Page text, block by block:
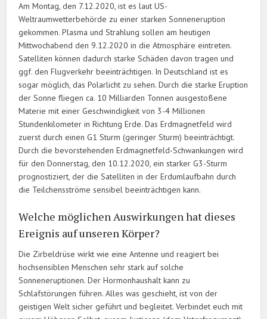
Am Montag, den 7.12.2020, ist es laut US-
Weltraumwetterbehörde zu einer starken Sonneneruption
gekommen. Plasma und Strahlung sollen am heutigen
Mittwochabend den 9.12.2020 in die Atmosphäre eintreten.
Satelliten können dadurch starke Schäden davon tragen und
ggf. den Flugverkehr beeinträchtigen. In Deutschland ist es
sogar möglich, das Polarlicht zu sehen. Durch die starke Eruption
der Sonne fliegen ca. 10 Milliarden Tonnen ausgestoßene
Materie mit einer Geschwindigkeit von 3-4 Millionen
Stundenkilometer in Richtung Erde. Das Erdmagnetfeld wird
zuerst durch einen G1 Sturm (geringer Sturm) beeinträchtigt.
Durch die bevorstehenden Erdmagnetfeld-Schwankungen wird
für den Donnerstag, den 10.12.2020, ein starker G3-Sturm
prognostiziert, der die Satelliten in der Erdumlaufbahn durch
die Teilchensströme sensibel beeinträchtigen kann.
Welche möglichen Auswirkungen hat dieses
Ereignis auf unseren Körper?
Die Zirbeldrüse wirkt wie eine Antenne und reagiert bei
hochsensiblen Menschen sehr stark auf solche
Sonneneruptionen. Der Hormonhaushalt kann zu
Schlafstörungen führen. Alles was geschieht, ist von der
geistigen Welt sicher geführt und begleitet. Verbindet euch mit